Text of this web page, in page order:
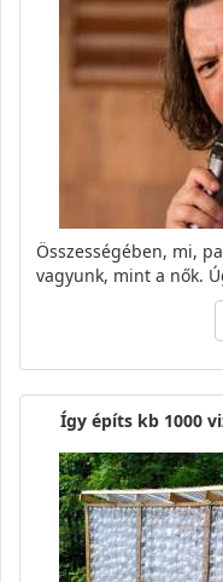
Összességében, mi,
vagyunk, mint a nők.
Így építs kb 1000